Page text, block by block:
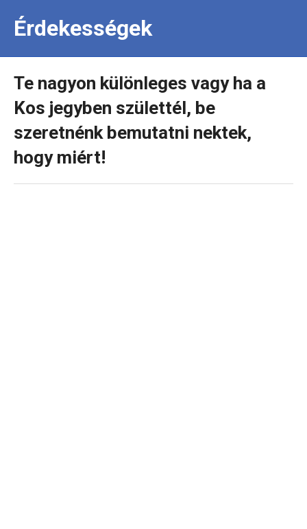
Érdekességek
Te nagyon különleges vagy ha a
Kos jegyben születtél, be
szeretnénk bemutatni nektek,
hogy miért!